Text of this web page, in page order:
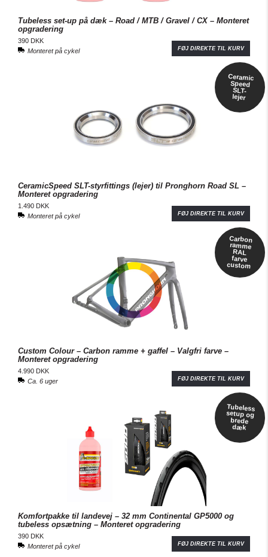
Tubeless set-up på dæk – Road / MTB / Gravel / CX – Monteret
opgradering
390 DKK
Monteret på cykel
FØJ DIREKTE TIL KURV
Ceramic
Speed
SLT-
lejer
CeramicSpeed SLT-styrfittings (lejer) til Pronghorn Road SL​ –
Monteret opgradering
1.490 DKK
Monteret på cykel
FØJ DIREKTE TIL KURV
Carbon
ramme
RAL
farve
custom
Custom Colour – Carbon ramme + gaffel – Valgfri farve –
Monteret opgradering
4.990 DKK
Ca. 6 uger
FØJ DIREKTE TIL KURV
Tubeless
setup og
brede
dæk
Komfortpakke til landevej – 32 mm Continental GP5000 og
tubeless opsætning – Monteret opgradering
390 DKK
Monteret på cykel
FØJ DIREKTE TIL KURV